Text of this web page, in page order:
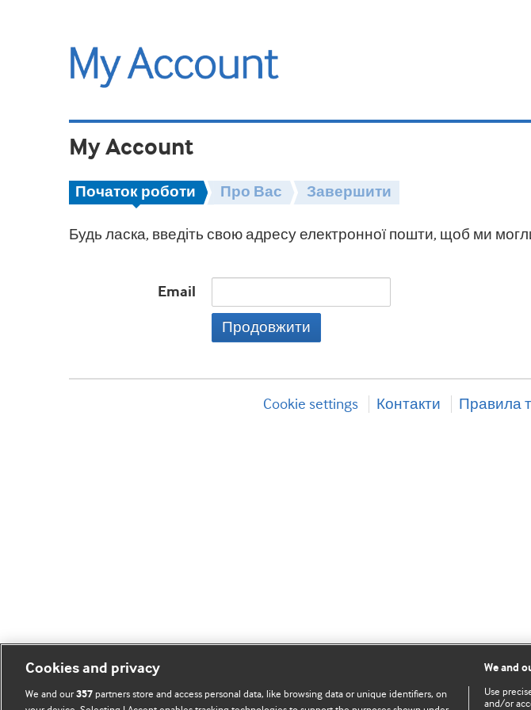
My Account
Початок роботи Про Вас Завершити
Будь ласка, введіть свою адресу електронної пошти, щоб ми
Email
Продовжити
Cookie settings Контакти Правила
Cookies and privacy
We and our357 partners store and access personal data, like browsing data or unique identifiers, on
We and
Use
and/or